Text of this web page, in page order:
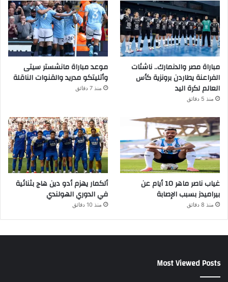
مباراة مصر والدنمارك.. ناشئات
الفراعنة يطاردن برونزية كأس
العالم لكرة اليد
منذ 5 دقائق
موعد مباراة مانشستر سيتى
وأتليتكو مدريد والقنوات الناقلة
منذ 7 دقائق
غياب ناصر ماهر 10 أيام عن
بيراميدز بسبب الإصابة
منذ 8 دقائق
ألكمار يهزم أدو دين هاج بثنائية
في الدوري الهولندي
منذ 10 دقائق
Most Viewed Posts